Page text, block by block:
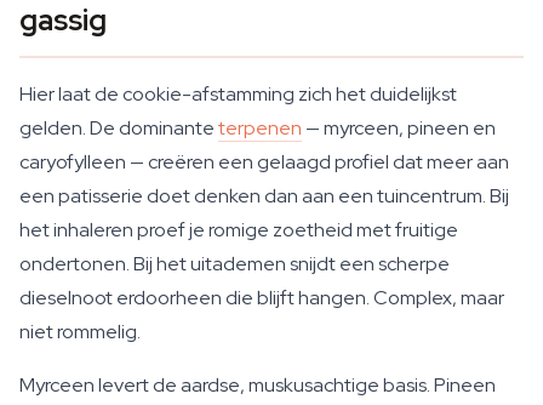
gassig
Hier laat de cookie-afstamming zich het duidelijkst
gelden. De dominanteterpenen — myrceen, pineen en
caryofylleen — creëren een gelaagd profiel dat meer aan
een patisserie doet denken dan aan een tuincentrum. Bij
het inhaleren proef je romige zoetheid met fruitige
ondertonen. Bij het uitademen snijdt een scherpe
dieselnoot erdoorheen die blijft hangen. Complex, maar
niet rommelig.
Myrceen levert de aardse, muskusachtige basis. Pineen